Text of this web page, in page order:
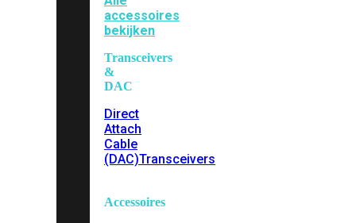
accessoires
bekijken
Transceivers
&
DAC
Direct
Attach
Cable
(DAC)Transceivers
Accessoires